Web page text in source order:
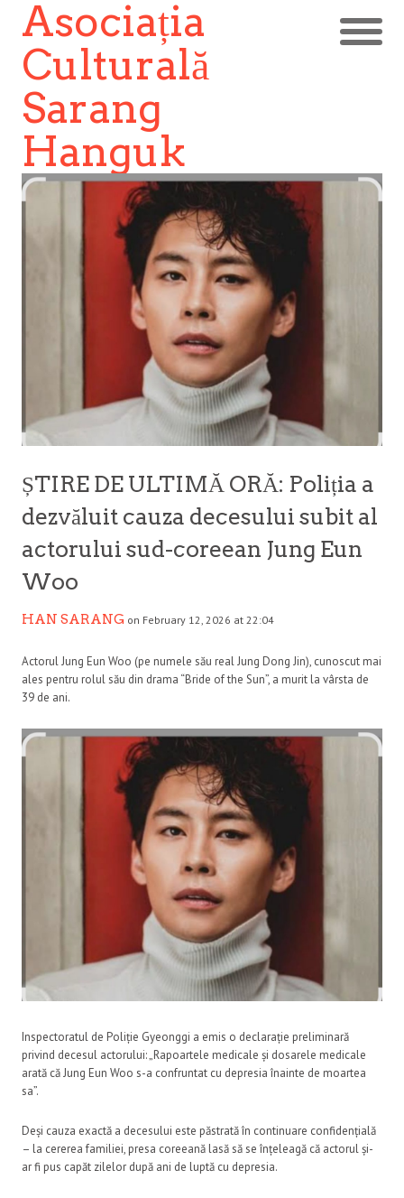
Asociația
Culturală
Sarang
Hanguk
ȘTIRE DE ULTIMĂ ORĂ: Poliția a
dezvăluit cauza decesului subit al
actorului sud-coreean Jung Eun
Woo
HAN SARANG on February 12, 2026 at 22:04
Actorul Jung Eun Woo (pe numele său real Jung Dong Jin), cunoscut mai
ales pentru rolul său din drama “Bride of the Sun”, a murit la vârsta de
39 de ani.
Inspectoratul de Poliție Gyeonggi a emis o declarație preliminară
privind decesul actorului: „Rapoartele medicale și dosarele medicale
arată că Jung Eun Woo s-a confruntat cu depresia înainte de moartea
sa”.
Deși cauza exactă a decesului este păstrată în continuare confidențială
– la cererea familiei, presa coreeană lasă să se înțeleagă că actorul și-
ar fi pus capăt zilelor după ani de luptă cu depresia.